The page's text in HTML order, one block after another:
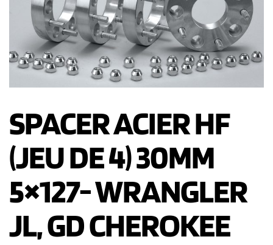
SPACER ACIER HF
(JEU DE 4) 30MM
5×127- WRANGLER
JL, GD CHEROKEE